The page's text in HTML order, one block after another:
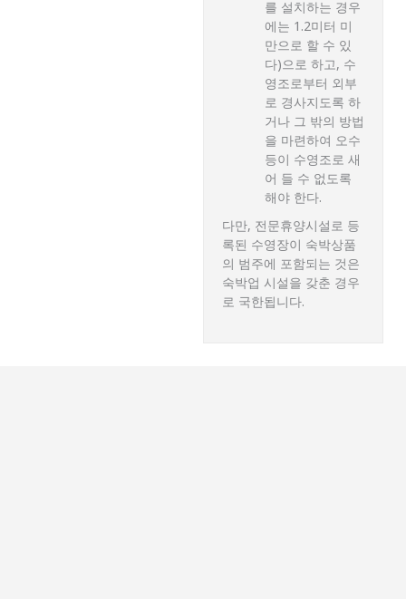
를 설치하는 경우
에는 1.2미터 미
만으로 할 수 있
다)으로 하고, 수
영조로부터 외부
로 경사지도록 하
거나 그 밖의 방법
을 마련하여 오수
등이 수영조로 새
어 들 수 없도록
해야 한다.
다만, 전문휴양시설로 등
록된 수영장이 숙박상품
의 범주에 포함되는 것은
숙박업 시설을 갖춘 경우
로 국한됩니다.